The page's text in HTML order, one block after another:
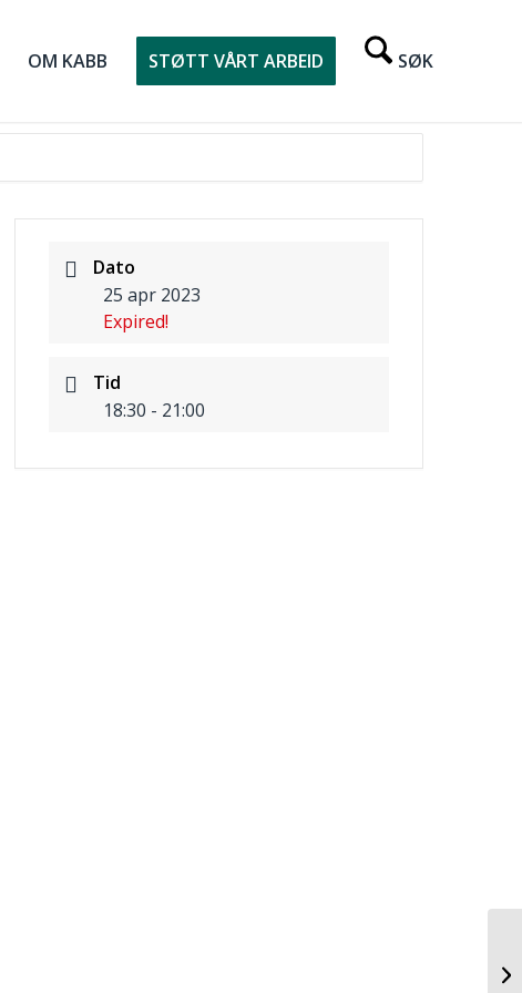
OM KABB STØTT VÅRT ARBEID
Dato
25 apr 2023
Expired!
Tid
18:30 - 21:00